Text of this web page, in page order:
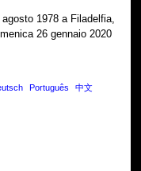
1978 a Filadelfia,
26 gennaio 2020
Português 中文